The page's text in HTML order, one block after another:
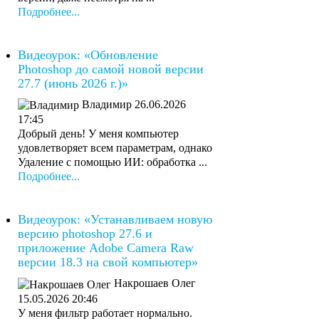
Подробнее...
Видеоурок: «Обновление
Photoshop до самой новой версии
27.7 (июнь 2026 г.)»
Владимир 26.06.2026
17:45
Добрый день! У меня компьютер
удовлетворяет всем параметрам, однако
Удаление с помощью ИИ: обработка ...
Подробнее...
Видеоурок: «Устанавливаем новую
версию photoshop 27.6 и
приложение Adobe Camera Raw
версии 18.3 на свой компьютер»
Накрошаев Олег
15.05.2026 20:46
У меня фильтр работает нормально.